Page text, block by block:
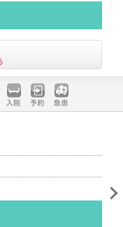
入院 予約 急患